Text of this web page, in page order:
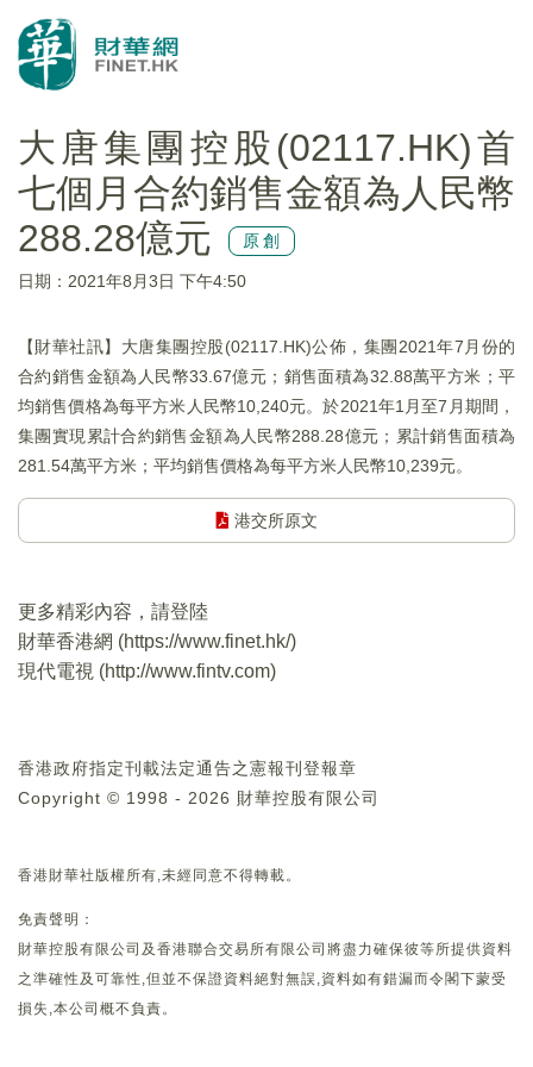
大唐集團控股(02117.HK)首
七個月合約銷售金額為人民幣
288.28億元
原創
日期：2021年8月3日 下午4:50
【財華社訊】大唐集團控股(02117.HK)公佈，集團2021年7月份的
合約銷售金額為人民幣33.67億元；銷售面積為32.88萬平方米；平
均銷售價格為每平方米人民幣10,240元。於2021年1月至7月期間，
集團實現累計合約銷售金額為人民幣288.28億元；累計銷售面積為
281.54萬平方米；平均銷售價格為每平方米人民幣10,239元。
港交所原文
更多精彩內容，請登陸
財華香港網 (https://www.finet.hk/)
現代電視 (http://www.fintv.com)
香港政府指定刊載法定通告之憲報刊登報章
Copyright © 1998 - 2026 財華控股有限公司
香港財華社版權所有,未經同意不得轉載。
免責聲明：
財華控股有限公司及香港聯合交易所有限公司將盡力確保彼等所提供資料
之準確性及可靠性,但並不保證資料絕對無誤,資料如有錯漏而令閣下蒙受
損失,本公司概不負責。